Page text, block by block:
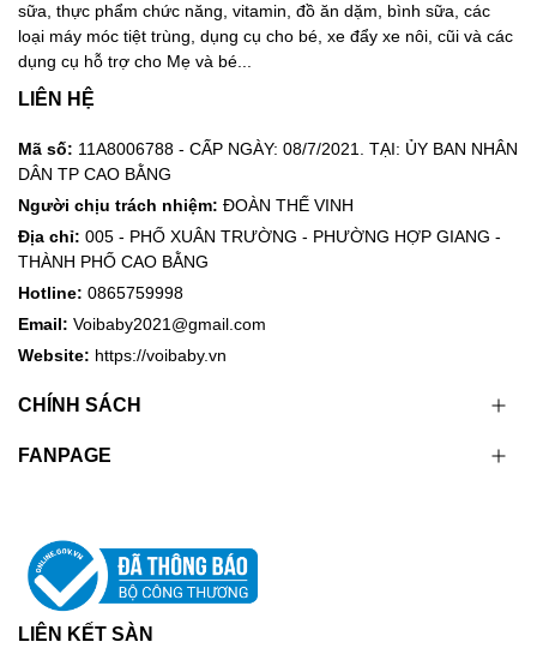
sữa, thực phẩm chức năng, vitamin, đồ ăn dặm, bình sữa, các
loại máy móc tiệt trùng, dụng cụ cho bé, xe đẩy xe nôi, cũi và các
dụng cụ hỗ trợ cho Mẹ và bé...
LIÊN HỆ
Mã số: 11A8006788 - CẤP NGÀY: 08/7/2021. TẠI: ỦY BAN NHÂN
DÂN TP CAO BẰNG
Người chịu trách nhiệm: ĐOÀN THẾ VINH
Địa chỉ: 005 - PHỐ XUÂN TRƯỜNG - PHƯỜNG HỢP GIANG -
THÀNH PHỐ CAO BẰNG
Hotline: 0865759998
Email: Voibaby2021@gmail.com
Website: https://voibaby.vn
CHÍNH SÁCH
FANPAGE
LIÊN KẾT SÀN